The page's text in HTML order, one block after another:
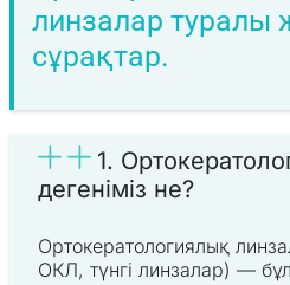
линзалар туралы
сұрақтар.
1.
дегеніміз не?
Ортокератологиялық
ОКЛ, түнгі линзалар) —